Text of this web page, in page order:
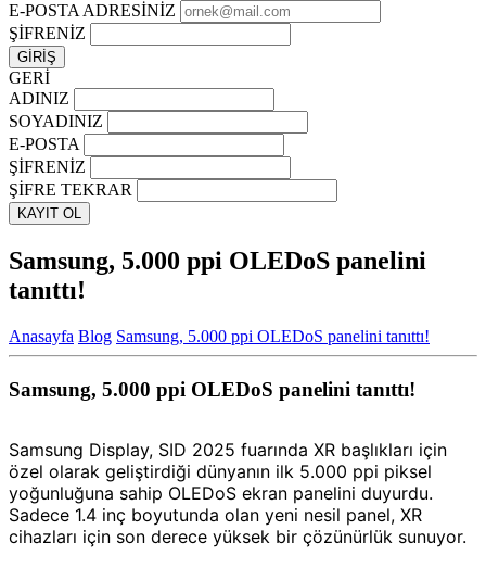
E-POSTA ADRESİNİZ
ŞİFRENİZ
GERİ
ADINIZ
SOYADINIZ
E-POSTA
ŞİFRENİZ
ŞİFRE TEKRAR
KAYIT OL
Samsung, 5.000 ppi OLEDoS panelini
tanıttı!
Anasayfa Blog Samsung, 5.000 ppi OLEDoS panelini tanıttı!
Samsung, 5.000 ppi OLEDoS panelini tanıttı!
Samsung Display, SID 2025 fuarında XR başlıkları için
özel olarak geliştirdiği dünyanın ilk 5.000 ppi piksel
yoğunluğuna sahip OLEDoS ekran panelini duyurdu.
Sadece 1.4 inç boyutunda olan yeni nesil panel, XR
cihazları için son derece yüksek bir çözünürlük sunuyor.